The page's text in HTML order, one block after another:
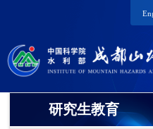
研究生教育